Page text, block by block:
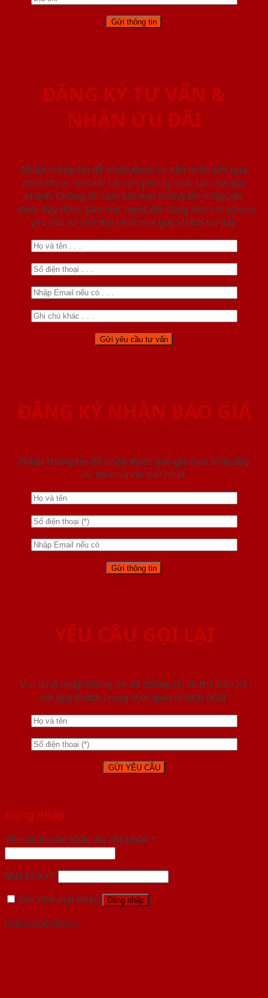
ĐĂNG KÝ TƯ VẤN &
NHẬN ƯU ĐÃI
Nhập thông tin để nhận được tư vấn miễn phí qua
điện thoại / email/ tại văn phòng hoặc tại nhà quý
khách. Chúng tôi cam kết mọi thông tin nhập vào
dưới đây được bảo mật tuyệt đối cũng như chỉ phục vụ
yêu cầu tư vấn duy nhất của quý khách tại đây.
ĐĂNG KÝ NHẬN BÁO GIÁ
Nhập thông tin để nhận được báo giá mới nhât đầy
đủ nhất và chi tiết nhất.
YÊU CẦU GỌI LẠI
Vui lòng nhập thông tin để chúng tôi có thể liên hệ
với quý khách trong thời gian nhanh nhất.
Đăng nhập
Tên tài khoản hoặc địa chỉ email *
Mật khẩu *
Ghi nhớ mật khẩu
Đăng nhập
Quên mật khẩu?